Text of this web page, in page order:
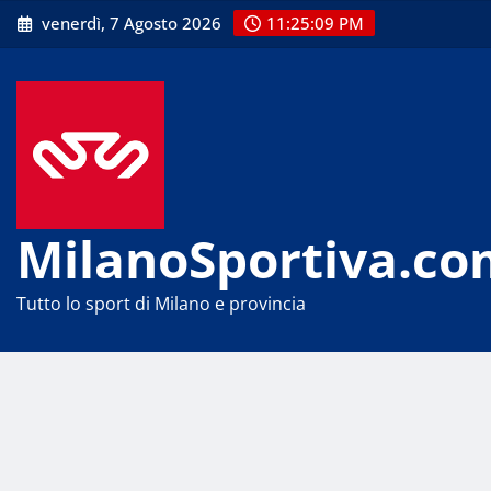
Skip
to
venerdì, 7 Agosto 2026 11:25:09 PM
Tutto lo sport di Milano e provincia